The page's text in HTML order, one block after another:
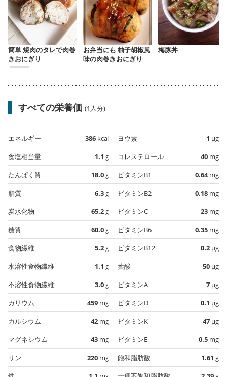
簡単 焼肉のタレで肉巻
きおにぎり
お弁当にも 柚子胡椒風
味の肉巻きおにぎり
梅豚丼
すべての栄養価 (1人分)
エネルギー 386 kcal
食塩相当量
1.1 g
たんぱく質
18.0g
脂質
6.3g
炭水化物
65.2g
糖質
60.0g
食物繊維
5.2g
水溶性食物繊維
1.1 g
不溶性食物繊維
3.0g
カリウム
459 mg
カルシウム
42 mg
マグネシウム
43 mg
リン
220 mg
ヨウ素 1 µg
コレステロール
40 mg
ビタミンB1
0.64mg
ビタミンB2
0.18 mg
ビタミンC
23 mg
ビタミンB6
0.35 mg
ビタミンB12
0.2 µg
葉酸
50 µg
ビタミンA
7 µg
ビタミンD
0.1 µg
ビタミンK
47 µg
ビタミンE
0.5 mg
飽和脂肪酸
1.61 g